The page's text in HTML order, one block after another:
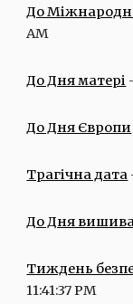
До
AM
До Дня матері
До Дня Європи
Трагічна дата
До Дня
Тиждень
11:41:37 PM